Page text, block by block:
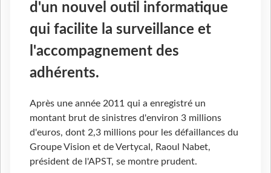
d'un nouvel outil informatique
qui facilite la surveillance et
l'accompagnement des
adhérents.
Après une année 2011 qui a enregistré un
montant brut de sinistres d'environ 3 millions
d'euros, dont 2,3 millions pour les défaillances du
Groupe Vision et de Vertycal, Raoul Nabet,
président de l'APST, se montre prudent.